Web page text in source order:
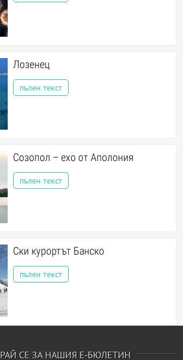
Лозенец
пълен текст
Созопол – ехо от Аполония
пълен текст
Ски курортът Банско
пълен текст
СЕ ЗА НАШИЯ Е-БЮЛЕТИН